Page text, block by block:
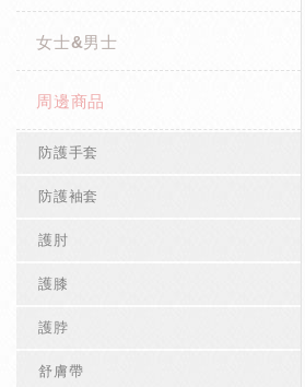
女士&男士
周邊商品
防護手套
防護袖套
護肘
護膝
護脖
舒膚帶